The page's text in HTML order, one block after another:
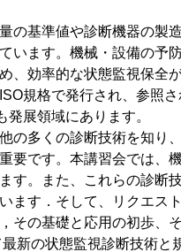
の基準値や診断機器の製
います。機械・設備の予
、効率的な状態監視保全
規格で発行され、参照
展領域にあります。
の多くの診断技術を知り
要です。本講習会では、
す。また、これらの診断
ます．そして、リクエス
その基礎と応用の初歩、
新の状態監視診断技術と